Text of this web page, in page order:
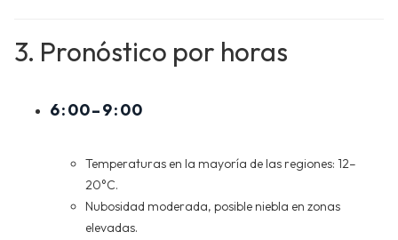
3. Pronóstico por horas
6:00–9:00
Temperaturas en la mayoría de las regiones: 12–
20°C.
Nubosidad moderada, posible niebla en zonas
elevadas.